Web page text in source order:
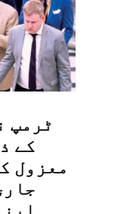
ٹرمپ
کے
معزول